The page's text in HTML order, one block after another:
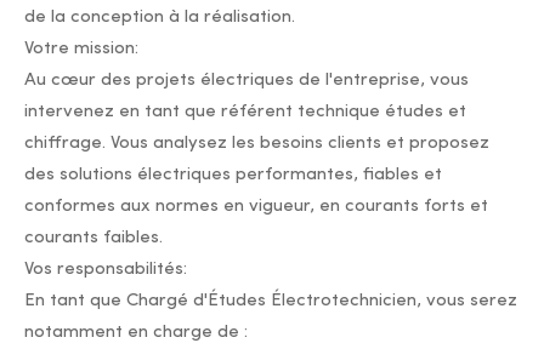
de la conception à la réalisation.
Votre mission:
Au cœur des projets électriques de l'entreprise, vous
intervenez en tant que référent technique études et
chiffrage. Vous analysez les besoins clients et proposez
des solutions électriques performantes, fiables et
conformes aux normes en vigueur, en courants forts et
courants faibles.
Vos responsabilités:
En tant que Chargé d'Études Électrotechnicien, vous serez
notamment en charge de :